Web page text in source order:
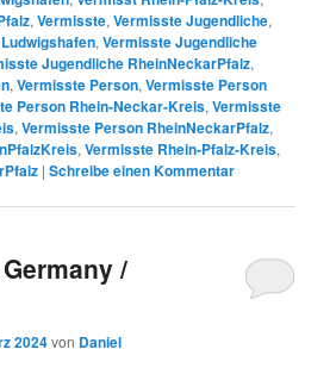
,Vermisste,Vermisste Jugendliche,
,Vermisste Jugendliche
Jugendliche RheinNeckarPfalz,
,Vermisste Person,Vermisste Person
Person Rhein-Neckar-Kreis,Vermisste
,Vermisste Person RheinNeckarPfalz,
,Vermisste Rhein-Pfalz-Kreis,
|Schreibe einen Kommentar
/
2024von Daniel